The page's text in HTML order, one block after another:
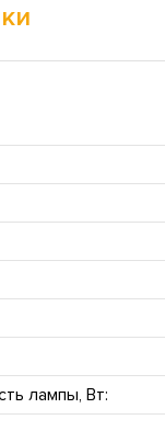
лампы, Вт: